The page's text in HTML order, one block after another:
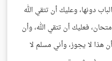
دونها، وعليك أن تتقي الله
فعليك أن تتقي الله، وأن
هذا لا يجوز، وأني مسلم لا